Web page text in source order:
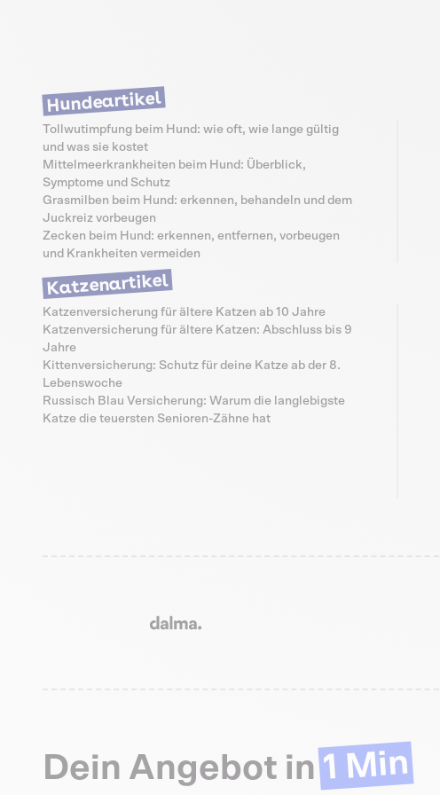
Hundeartikel
Tollwutimpfung beim Hund: wie oft, wie lange gültig
und was sie kostet
Mittelmeerkrankheiten beim Hund: Überblick,
Symptome und Schutz
Grasmilben beim Hund: erkennen, behandeln und dem
Juckreiz vorbeugen
Zecken beim Hund: erkennen, entfernen, vorbeugen
und Krankheiten vermeiden
Katzenartikel
Katzenversicherung für ältere Katzen ab 10 Jahre
Katzenversicherung für ältere Katzen: Abschluss bis 9
Jahre
Kittenversicherung: Schutz für deine Katze ab der 8.
Lebenswoche
Russisch Blau Versicherung: Warum die langlebigste
Katze die teuersten Senioren-Zähne hat
Dein Angebot in 1 Min